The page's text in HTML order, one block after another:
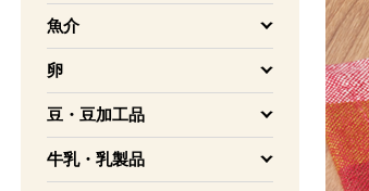
魚介
を開く
卵
を開く
豆・豆加工品
を開く
牛乳・乳製品
を開く